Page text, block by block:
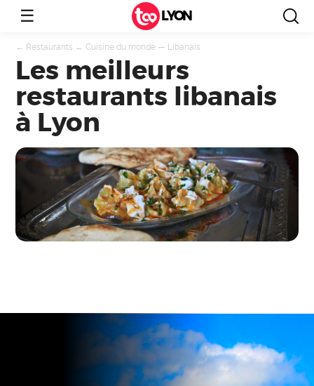
☰ LYON
← Restaurants ←Cuisine du monde — Libanais
Les meilleurs
restaurants libanais
à Lyon